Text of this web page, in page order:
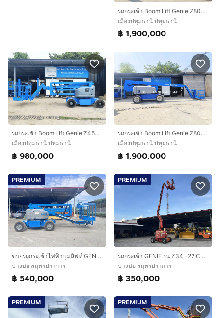
รถกระเช้า Boom Lift Genie Z80-60
เมืองปทุมธานี ปทุมธานี
฿ 1,900,000
รถกระเช้า Boom Lift Genie Z45-25J
เมืองปทุมธานี ปทุมธานี
฿ 980,000
รถกระเช้า Boom Lift Genie Z80-60
เมืองปทุมธานี ปทุมธานี
฿ 1,900,000
PREMIUM
ขายรถกระเช้าไฟฟ้าบูมลิฟท์ GENIE รุ่น Z45-25 ความสูง 13.8 เมตร รถเก่านอก
บางบ่อ สมุทรปราการ
฿ 540,000
PREMIUM
รถกระเช้า GENIE รุ่น Z34 -22IC ความสูง 10.4 เมตร รถเก่านอกนำเข้า
บางบ่อ สมุทรปราการ
฿ 350,000
PREMIUM PREMIUM